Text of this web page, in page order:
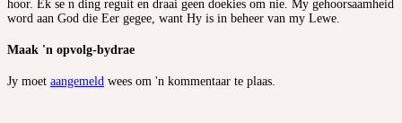
hoor. Ek se n ding reguit en draai geen doekies om nie. My gehoorsaamheid
word aan God die Eer gegee, want Hy is in beheer van my Lewe.
Maak 'n opvolg-bydrae
Jy moet aangemeld wees om 'n kommentaar te plaas.